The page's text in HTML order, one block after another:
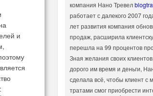
и
компания Нано Тревел
работает с далекого 2007
лет развития компания
продаж, расширила
перешла на 99 процентов
Зная желания своих
дорого им время и деньги,
сделала всё, чтобы клиент с
тратами смог приобрести